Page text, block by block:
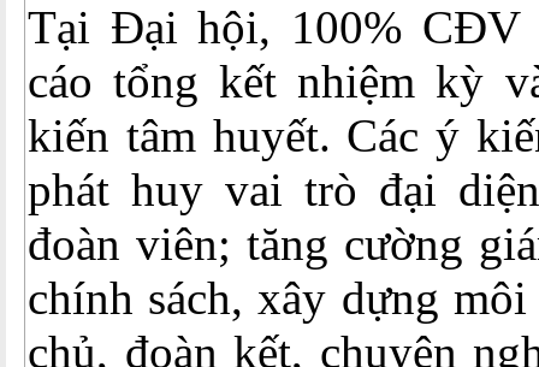
Tại Đại hội, 100% CĐV
cáo tổng kết nhiệm kỳ
kiến tâm huyết. Các ý
phát huy vai trò đại
đoàn viên; tăng cường
chính sách, xây dựng
chủ, đoàn kết, chuyên